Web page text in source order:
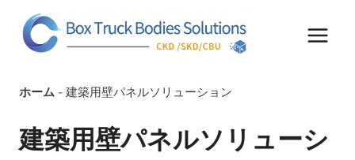
ホーム - 建築用壁パネルソリューション
建築用壁パネルソリューシ